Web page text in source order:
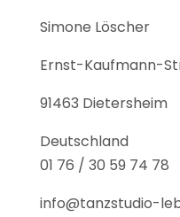
Simone Löscher
Ernst-Kaufmann-
91463 Dietersheim
Deutschland
01 76 / 30 59 74 78
info@tanzstudio-